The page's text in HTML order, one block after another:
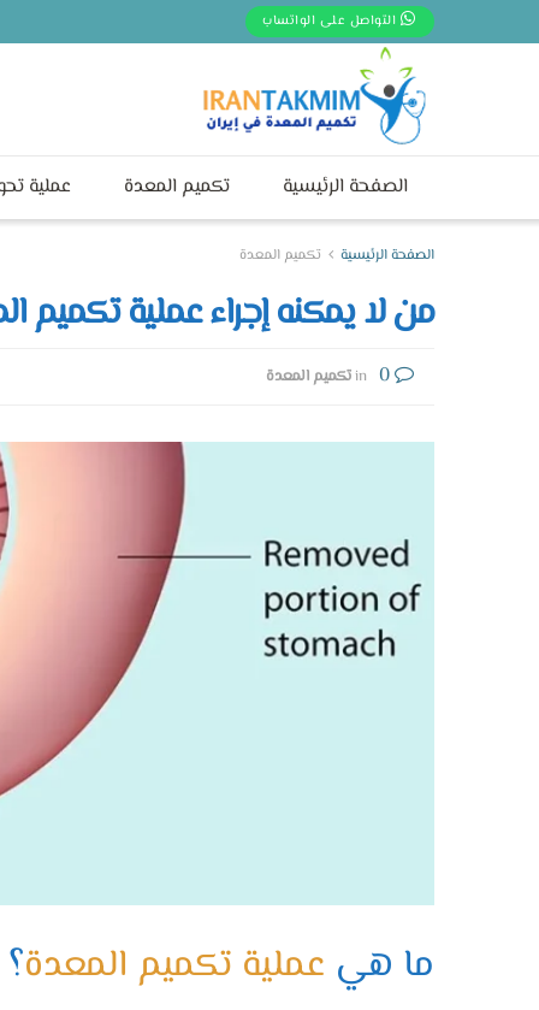
التواصل على الواتساب
الصفحة الرئيسية تكميم المعدة عملية
الصفحة الرئيسية تكميم المعدة
من لا يمكنه إجراء عملية تكميم
inتكميم المعدة
ما هي عملية تكميم المعدة؟